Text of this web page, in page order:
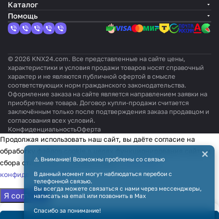
Каталог
Помощь
© 2026 KNX24.com. Все представленные на сайте цены,
характеристики и условия продажи товаров носят справочный
характер и не являются публичной офертой в смысле
соответствующих норм гражданского законодательства.
Оформление заказа на сайте является направлением заявки на
приобретение товара. Договор купли-продажи считается
заключённым только после подтверждения заказа продавцом и
согласования всех условий.
КонфиденциальностьОферта
⚠️ Внимание! Возможны проблемы со связью
В данный момент могут наблюдаться перебои с
телефонной связью.
Вы всегда можете связаться с нами через мессенджеры,
написать на email или позвонить в Max
Спасибо за понимание!
×
Продолжая использовать наш сайт, вы даёте согласие на
обработку файлов cookie в целях функционирования сайта и
сбора статистики в соответствии сполитикой
конфиденциальности
Я согласен